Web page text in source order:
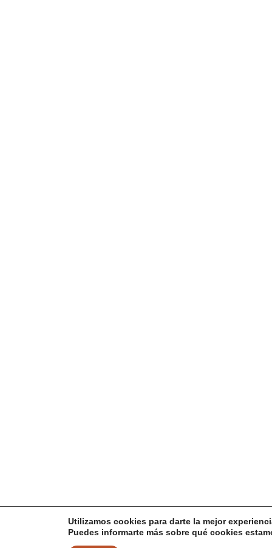
Utilizamos cookies para darte la mejor
Puedes informarte más sobre qué cookies